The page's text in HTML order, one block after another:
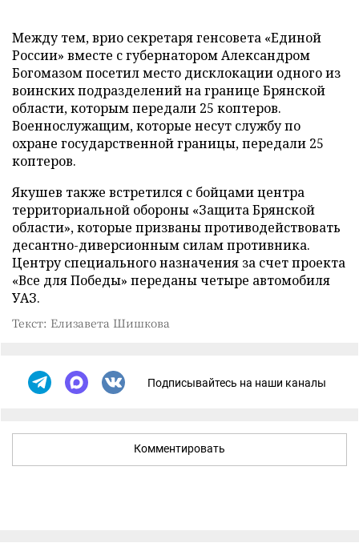
Между тем, врио секретаря генсовета «Единой
России» вместе с губернатором Александром
Богомазом посетил место дисклокации одного из
воинских подразделений на границе Брянской
области, которым передали 25 коптеров.
Военнослужащим, которые несут службу по
охране государственной границы, передали 25
коптеров.
Якушев также встретился с бойцами центра
территориальной обороны «Защита Брянской
области», которые призваны противодействовать
десантно-диверсионным силам противника.
Центру специального назначения за счет проекта
«Все для Победы» переданы четыре автомобиля
УАЗ.
Текст: Елизавета Шишкова
Подписывайтесь на наши каналы
Комментировать